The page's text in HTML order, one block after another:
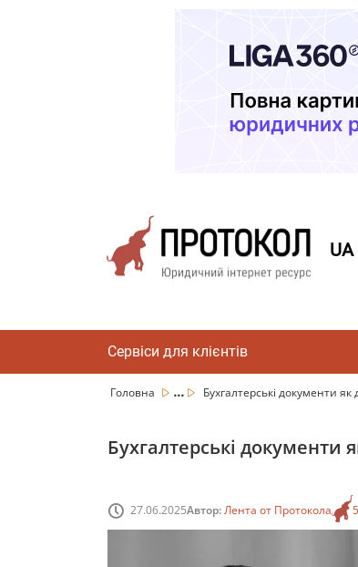
UA
Сервіси для клієнтів
Головна ... Бухгалтерські документи
Бухгалтерські документи
27.06.2025Автор:Лента от Протокола 5